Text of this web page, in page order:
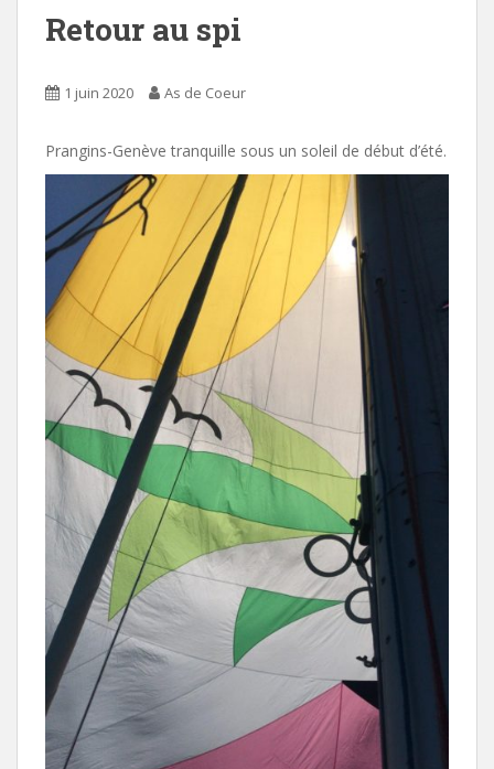
Retour au spi
1 juin 2020 As de Coeur
Prangins-Genève tranquille sous un soleil de début d’été.